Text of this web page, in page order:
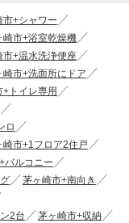
市+シャワー
崎市+浴室乾燥機
市+温水洗浄便座
崎市+洗面所にドア
+トイレ専用
ロ
崎市+1フロア2住戸
バルコニー
茅ヶ崎市+南向き
2台
茅ヶ崎市+収納